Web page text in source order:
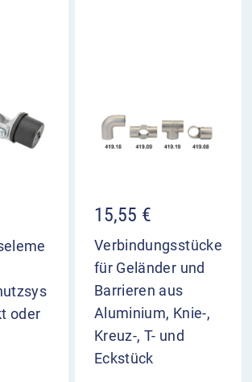
oder
15,55 €
Verbindungsstücke
für Geländer und
Barrieren aus
Aluminium, Knie-,
Kreuz-, T- und
Eckstück